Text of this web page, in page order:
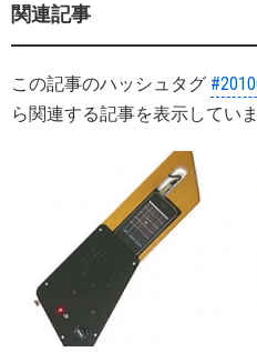
関連記事
この記事のハッシュタグ
ら関連する記事を表示していま